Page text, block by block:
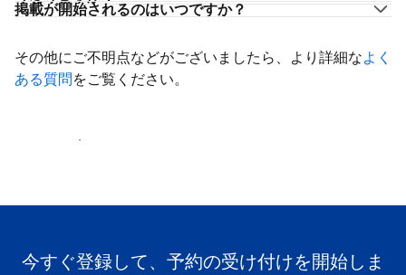
掲載が開始されるのはいつですか？
その他にご不明点などがございましたら、より詳細なよく
ある質問をご覧ください。
掲載を開始する
今すぐ登録して、予約の受け付けを開始しま